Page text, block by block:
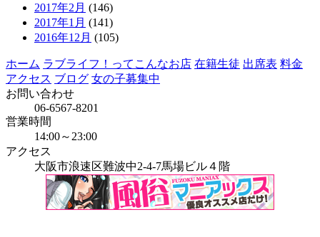
2017年2月 (146)
2017年1月 (141)
2016年12月 (105)
ホーム ラブライフ！ってこんなお店 在籍生徒 出席表 料金
アクセス ブログ 女の子募集中
お問い合わせ
06-6567-8201
営業時間
14:00～23:00
アクセス
大阪市浪速区難波中2-4-7馬場ビル４階